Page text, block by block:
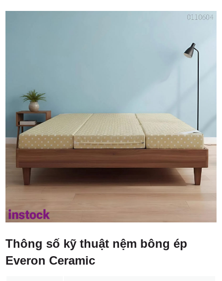
Thông số kỹ thuật nệm bông ép
Everon Ceramic